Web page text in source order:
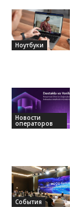
Ноутбуки
Новости
операторов
События